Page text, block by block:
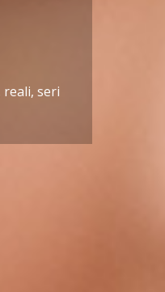
seri